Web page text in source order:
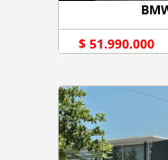
$ 51.990.000